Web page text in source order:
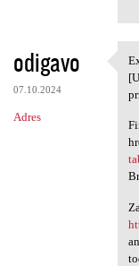
odigavo
07.10.2024
Adres